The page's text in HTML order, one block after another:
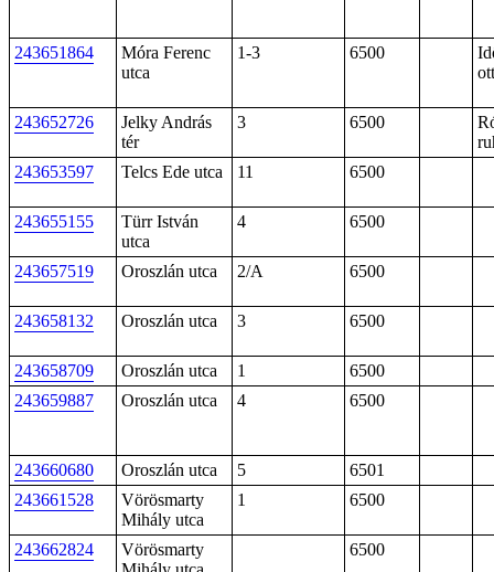
243651864
Móra Ferenc
utca
1-3 6500
243652726
Jelky András
tér
3 6500
243653597
Telcs Ede utca 11 6500
243655155
Türr István
utca
4 6500
243657519 Oroszlán utca 2/A 6500
243658132 Oroszlán utca 3 6500
243658709 Oroszlán utca 1
6500
243659887
Oroszlán utca 4 6500
243660680 Oroszlán utca 5
6501
243661528
Vörösmarty
Mihály utca
1 6500
243662824
Vörösmarty
6500